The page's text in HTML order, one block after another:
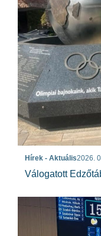
Hírek - Aktuális2026.
Válogatott